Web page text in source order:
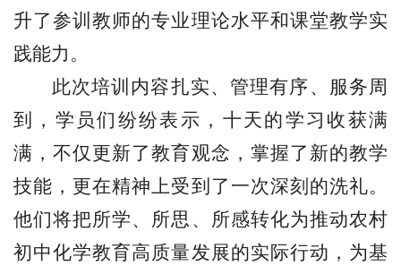
升了参训教师的专业理论水平和课堂教学实
践能力。
此次培训内容扎实、管理有序、服务周
到，学员们纷纷表示，十天的学习收获满
满，不仅更新了教育观念，掌握了新的教学
技能，更在精神上受到了一次深刻的洗礼。
他们将把所学、所思、所感转化为推动农村
初中化学教育高质量发展的实际行动，为基